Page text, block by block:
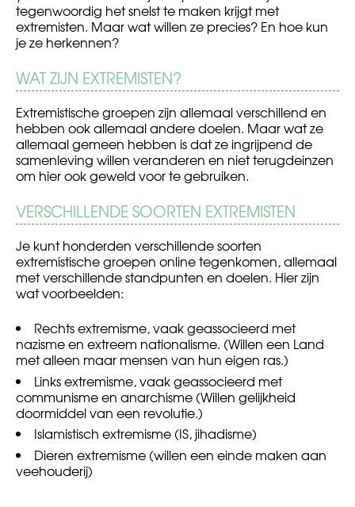
tegenwoordig het snelst te maken krijgt met
extremisten. Maar wat willen ze precies? En hoe kun
je ze herkennen?
WAT ZIJN EXTREMISTEN?
Extremistische groepen zijn allemaal verschillend en
hebben ook allemaal andere doelen. Maar wat ze
allemaal gemeen hebben is dat ze ingrijpend de
samenleving willen veranderen en niet terugdeinzen
om hier ook geweld voor te gebruiken.
VERSCHILLENDE SOORTEN EXTREMISTEN
Je kunt honderden verschillende soorten
extremistische groepen online tegenkomen, allemaal
met verschillende standpunten en doelen. Hier zijn
wat voorbeelden:
Rechts extremisme, vaak geassocieerd met
nazisme en extreem nationalisme. (Willen een Land
met alleen maar mensen van hun eigen ras.)
Links extremisme, vaak geassocieerd met
communisme en anarchisme (Willen gelijkheid
doormiddel van een revolutie.)
Islamistisch extremisme (IS, jihadisme)
Dieren extremisme (willen een einde maken aan
veehouderij)